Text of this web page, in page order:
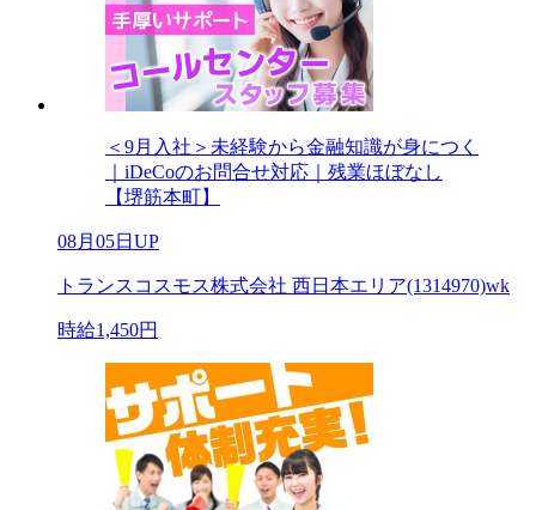
＜9月入社＞未経験から金融知識が身につく
｜iDeCoのお問合せ対応｜残業ほぼなし
【堺筋本町】
08月05日UP
トランスコスモス株式会社 西日本エリア(1314970)wk
時給1,450円